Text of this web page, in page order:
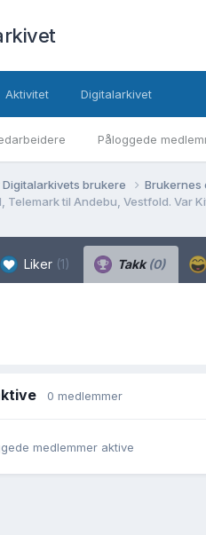
Påloggede
Aktivitet Digitalarkivet
Digitalarkivets brukere
Brukernes
Liker (1) Takk(0)
0 medlemmer
medlemmer aktive